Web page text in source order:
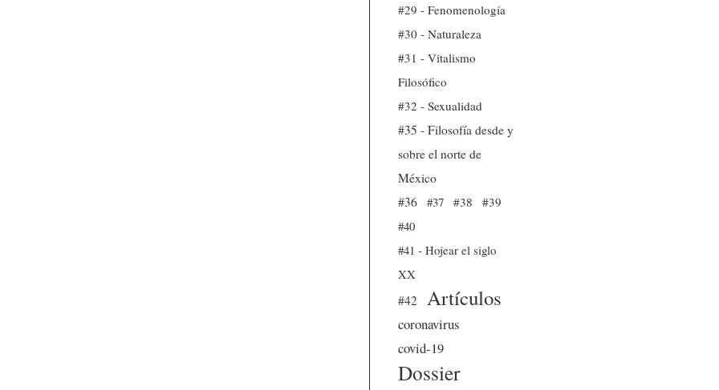
#29 - Fenomenología
#30 - Naturaleza
#31 - Vitalismo
Filosófico
#32 - Sexualidad
#35 - Filosofía desde y
sobre el norte de
México
#36
#37 #38
#39
#40
#41 - Hojear el siglo
XX
#42
Artículos
coronavirus
covid-19
Dossier